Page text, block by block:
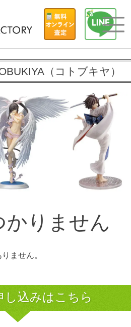
（コトブキヤ）
かりません
ません。
し込みはこちら